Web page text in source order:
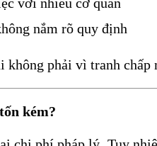
nắm rõ quy định
không phải vì tranh
kém?